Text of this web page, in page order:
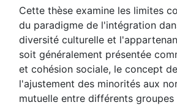
Cette thèse examine les limites
du paradigme de l'intégration
diversité culturelle et
soit généralement présentée
et cohésion sociale, le concept
l'ajustement des minorités aux
mutuelle entre différents